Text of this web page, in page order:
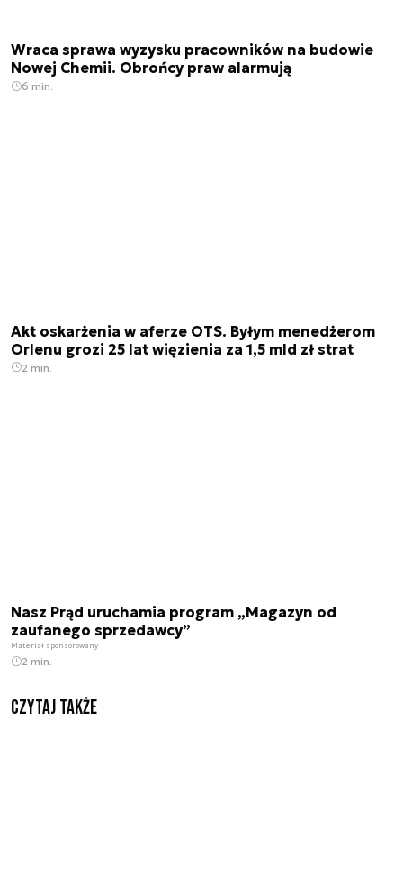
Wraca sprawa wyzysku pracowników na budowie
Nowej Chemii. Obrońcy praw alarmują
6 min.
Akt oskarżenia w aferze OTS. Byłym menedżerom
Orlenu grozi 25 lat więzienia za 1,5 mld zł strat
2 min.
Nasz Prąd uruchamia program „Magazyn od
zaufanego sprzedawcy”
Materiał sponsorowany
2 min.
Czytaj także